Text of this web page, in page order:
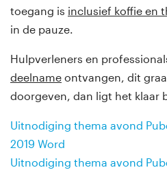
toegang is inclusief koffie en
in de pauze.
Hulpverleners en
deelname ontvangen, dit
doorgeven, dan ligt het klaar
Uitnodiging thema avond
2019 Word
Uitnodiging thema avond